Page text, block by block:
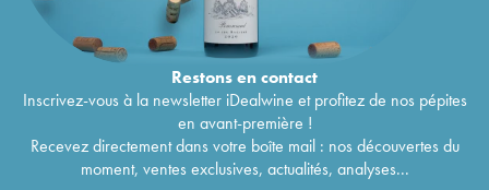
Restons encontact
Inscrivez-vous à la newsletter iDealwine et profitez de nos pépites
en avant-première !
Recevez directement dans votre boîte mail : nos découvertes du
moment, ventes exclusives, actualités, analyses...